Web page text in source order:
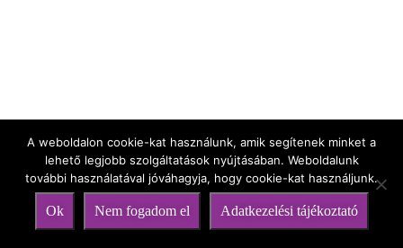
A weboldalon cookie-kat használunk, amik segítenek minket a
lehető legjobb szolgáltatások nyújtásában. Weboldalunk
további használatával jóváhagyja, hogy cookie-kat használjunk.
Ok Nem fogadom el Adatkezelési tájékoztató